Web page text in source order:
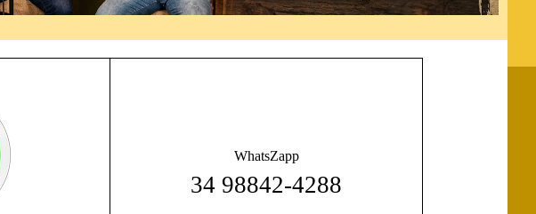
WhatsZapp
34 98842-4288